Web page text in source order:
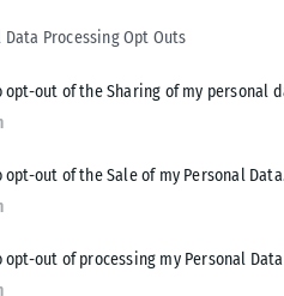
Data Processing Opt Outs
opt-out of the Sharing of my personal
opt-out of the Sale of my Personal
opt-out of processing my Personal